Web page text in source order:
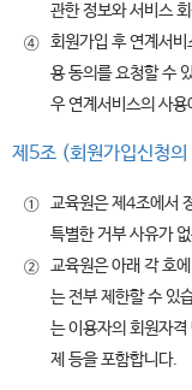
관한 정보와 서비스
④
회원가입 후 연계서
용 동의를 요청할 수
우 연계서비스의 사
제5조 (회원가입신청의
①
교육원은 제4조에서
특별한 거부 사유가
②
교육원은 아래 각 호
는 전부 제한할 수 있
는 이용자의 회원자
제 등을 포함합니다.